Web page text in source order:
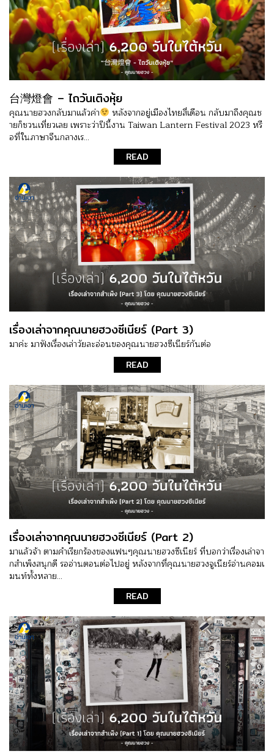
台灣燈會 – ไถวันเติงหุ้ย
คุณนายฮวงกลับมาแล้วค่า
หลังจากอยู่เมืองไทยสี่เดือน กลับมาถึงคุณช
ายก็ชวนเที่ยวเลย เพราะว่าปีนี้งาน Taiwan Lantern Festival 2023 หรื
อที่ในภาษาจีนกลางเร...
READ
เรื่องเล่าจากคุณนายฮวงซีเนียร์ (Part 3)
มาค่ะ มาฟังเรื่องเล่าวัยละอ่อนของคุณนายฮวงซีเนียร์กันต่อ
READ
เรื่องเล่าจากคุณนายฮวงซีเนียร์ (Part 2)
มาแล้วจ้า ตามคำเรียกร้องของแฟนๆคุณนายฮวงซีเนียร์ ที่บอกว่าเรื่องเล่าจา
กสำเพ็งสนุกดี รออ่านตอนต่อไปอยู่ หลังจากที่คุณนายฮวงจูเนียร์อ่านคอมเ
มนท์ทั้งหลาย...
READ